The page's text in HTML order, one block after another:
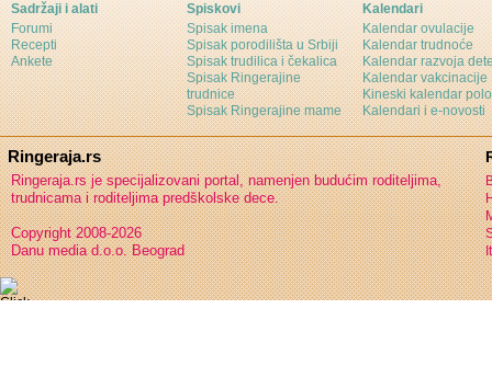
Sadržaji i alati
Forumi
Recepti
Ankete
Spiskovi
Spisak imena
Spisak porodilišta u Srbiji
Spisak trudilica i čekalica
Spisak Ringerajine
trudnice
Spisak Ringerajine mame
Kalendari
Kalendar ovulacije
Kalendar trudnoće
Kalendar razvoja
Kalendar vakcinacije
Kineski kalendar
Kalendari i e-novosti
Ringeraja.rs
Ringeraja.rs je specijalizovani portal, namenjen budućim roditeljima,
trudnicama i roditeljima predškolske dece.
Copyright 2008-2026
Danu media d.o.o. Beograd